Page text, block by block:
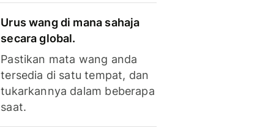
Urus wang di mana sahaja
secara global.
Pastikan mata wang anda
tersedia di satu tempat, dan
tukarkannya dalam beberapa
saat.